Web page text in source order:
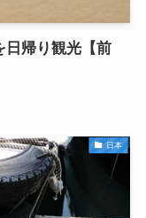
日帰り観光【前
日本